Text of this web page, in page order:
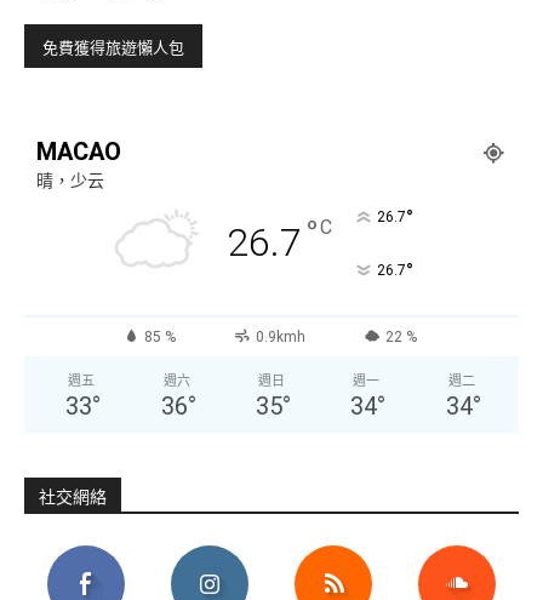
MACAO
晴，少云
26.7 °C 26.7°
26.7°
85 % 0.9kmh 22 %
週五
33°
週六
36°
週日
35°
週一
34°
週二
34°
社交網絡